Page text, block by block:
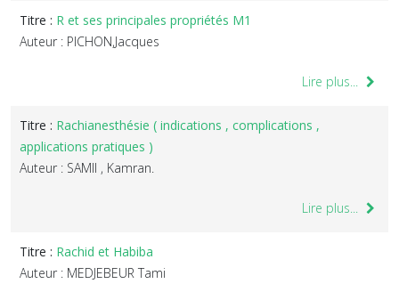
Titre : R et ses principales propriétés M1
Auteur : PICHON,Jacques
Lire plus...
Titre : Rachianesthésie ( indications , complications ,
applications pratiques )
Auteur : SAMII , Kamran.
Lire plus...
Titre : Rachid et Habiba
Auteur : MEDJEBEUR Tami